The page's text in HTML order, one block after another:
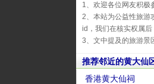
1、欢迎各位网友积极
2、本站为公益性旅游
id，我们在核实权属后
3、文中提及的旅游景
推荐邻近的黄大仙
香港黄大仙祠